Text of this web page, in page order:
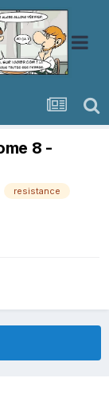
8 -
resistance